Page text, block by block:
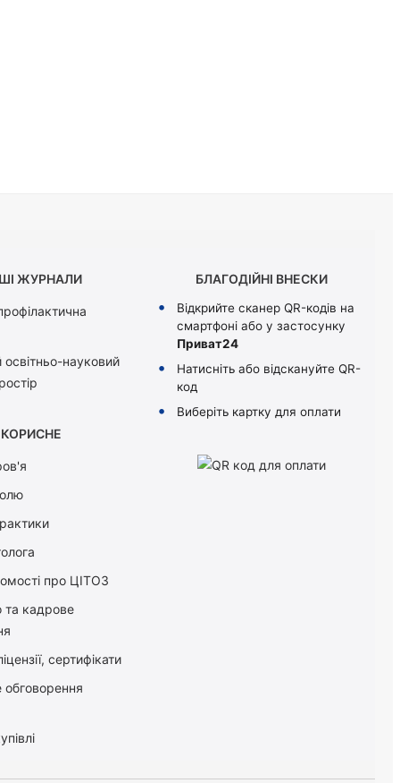
ЖУРНАЛИ
освітньо-науковий
КОРИСНЕ
про ЦІТОЗ
та кадрове
сертифікати
БЛАГОДІЙНІ ВНЕСКИ
Відкрийте сканер QR-кодів на
смартфоні або у застосунку
Приват24
Натисніть або відскануйте QR-
код
Виберіть картку для оплати